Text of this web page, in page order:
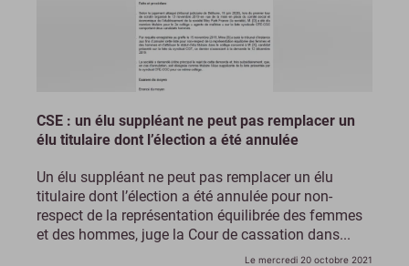
CSE : un élu suppléant ne peut pas remplacer un
élu titulaire dont l’élection a été annulée
Un élu suppléant ne peut pas remplacer un élu
titulaire dont l’élection a été annulée pour non-
respect de la représentation équilibrée des femmes
et des hommes, juge la Cour de cassation dans...
Le mercredi 20 octobre 2021